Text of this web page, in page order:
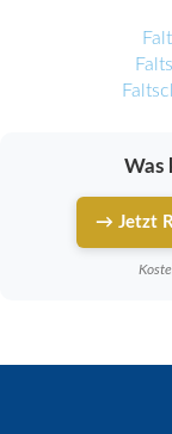
Was
→ Jetzt